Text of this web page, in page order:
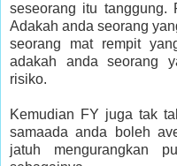
seseorang itu tanggung.
Adakah anda seorang
seorang mat rempit
adakah anda seorang
risiko.
Kemudian FY juga tak
samaada anda boleh
jatuh mengurangkan